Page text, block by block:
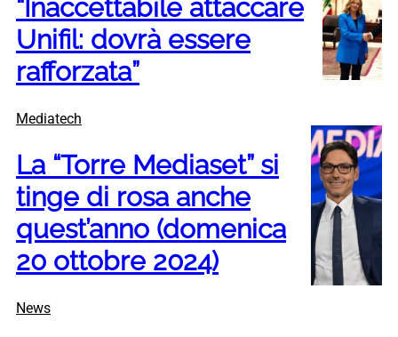
“Inaccettabile attaccare
Unifil: dovrà essere
rafforzata”
Mediatech
La “Torre Mediaset” si
tinge di rosa anche
quest’anno (domenica
20 ottobre 2024)
News